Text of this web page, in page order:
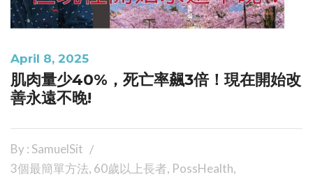
April 8, 2025
肌肉量少40%，死亡率飆3倍！現在開始改
善永遠不晚!
By : SamuelSit
3個最簡單方法, 60歲以上長者, PossHealth,